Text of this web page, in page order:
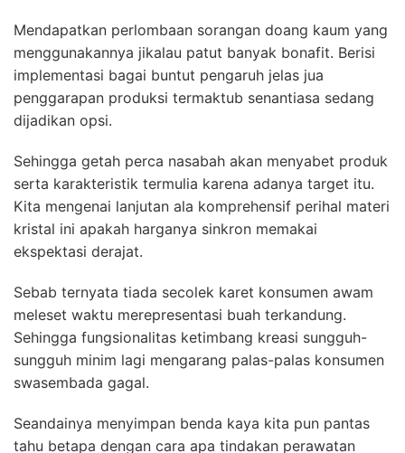
Mendapatkan perlombaan sorangan doang kaum yang
menggunakannya jikalau patut banyak bonafit. Berisi
implementasi bagai buntut pengaruh jelas jua
penggarapan produksi termaktub senantiasa sedang
dijadikan opsi.
Sehingga getah perca nasabah akan menyabet produk
serta karakteristik termulia karena adanya target itu.
Kita mengenai lanjutan ala komprehensif perihal materi
kristal ini apakah harganya sinkron memakai
ekspektasi derajat.
Sebab ternyata tiada secolek karet konsumen awam
meleset waktu merepresentasi buah terkandung.
Sehingga fungsionalitas ketimbang kreasi sungguh-
sungguh minim lagi mengarang palas-palas konsumen
swasembada gagal.
Seandainya menyimpan benda kaya kita pun pantas
tahu betapa dengan cara apa tindakan perawatan